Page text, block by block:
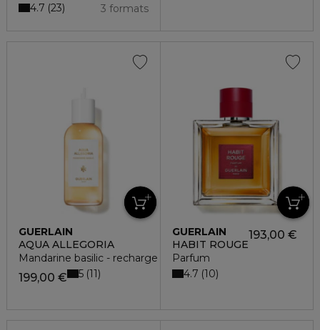
3 formats
4.7 23
GUERLAIN
AQUA ALLEGORIA
Mandarine basilic - recharge
199,00 € 5 11
GUERLAIN
HABIT ROUGE
Parfum
193,00 €
4.7 10